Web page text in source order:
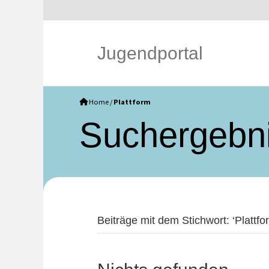
Jugendportal
Home / Plattform
Beiträge mit dem Stichwort: